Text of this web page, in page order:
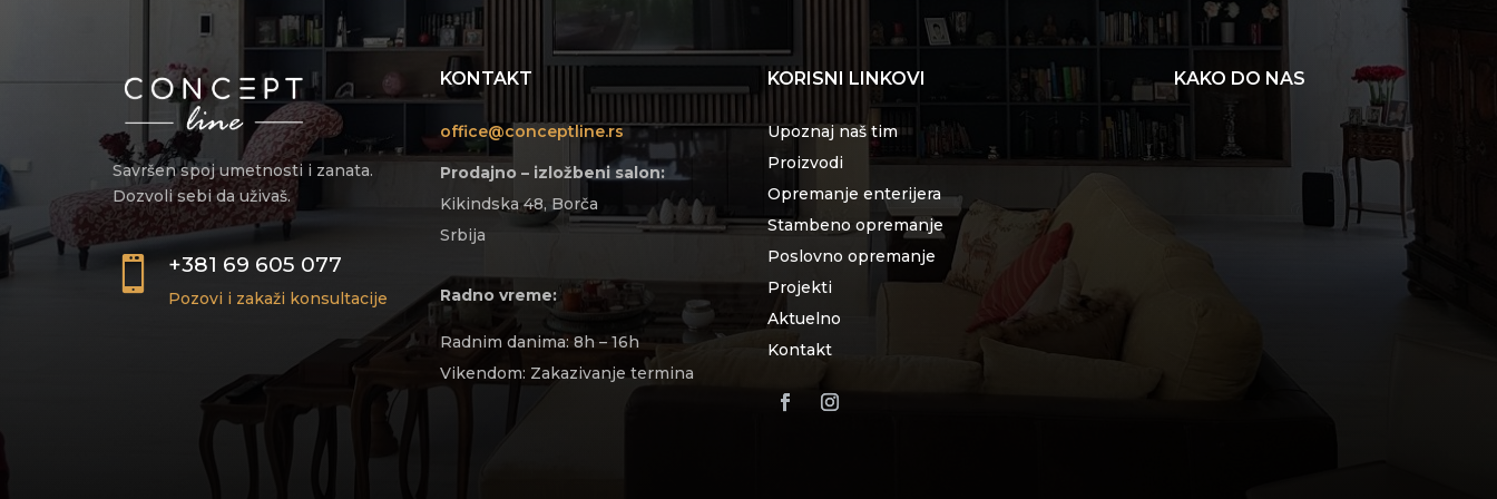
Savršen spoj umetnosti i zanata.
Dozvoli sebi da uživaš.
 +381 69 605 077
Pozovi i zakaži konsultacije
KONTAKT
office@conceptline.rs
Prodajno – izložbeni salon:
Kikindska 48, Borča
Srbija
Radno vreme:
Radnim danima: 8h – 16h
Vikendom: Zakazivanje termina
KORISNI LINKOVI
Upoznaj naš tim
Proizvodi
Opremanje enterijera
Stambeno opremanje
Poslovno opremanje
Projekti
Aktuelno
Kontakt
KAKO DO NAS